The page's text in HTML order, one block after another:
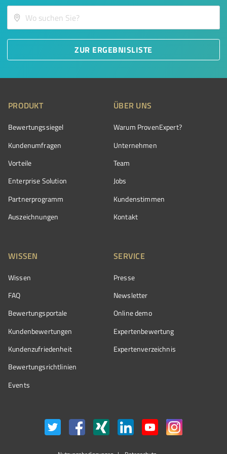
ZUR ERGEBNISLISTE
PRODUKT
Bewertungssiegel
Kundenumfragen
Vorteile
Enterprise Solution
Partnerprogramm
Auszeichnungen
ÜBER UNS
Warum ProvenExpert?
Unternehmen
Team
Jobs
Kundenstimmen
Kontakt
WISSEN
Wissen
FAQ
Bewertungsportale
Kundenbewertungen
Kundenzufriedenheit
Bewertungs­richtlinien
Events
SERVICE
Presse
Newsletter
Online demo
Expertenbewertung
Expertenverzeichnis